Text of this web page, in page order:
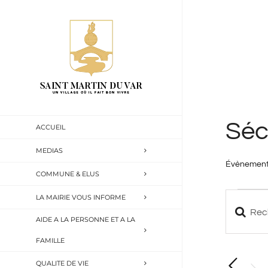
ACCUEIL
MEDIAS
COMMUNE & ELUS
LA MAIRIE VOUS INFORME
AIDE A LA PERSONNE ET A LA
FAMILLE
QUALITE DE VIE
Saisir